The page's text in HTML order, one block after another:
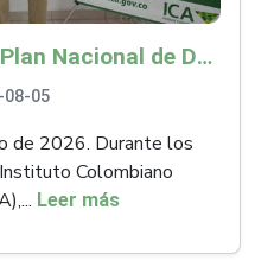
ICA superó la meta del Plan Nacional de Desarrollo y abrió 61 mercados internacionales
08-05
de 2026. Durante los
Colombiano
Leer más